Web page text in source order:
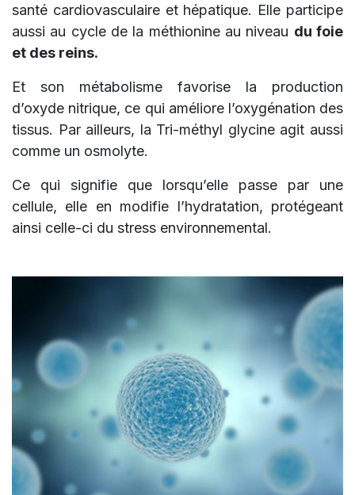
santé cardiovasculaire et hépatique. Elle participe
aussi au cycle de la méthionine au niveau du foie
et des reins.
Et son métabolisme favorise la production
d’oxyde nitrique, ce qui améliore l’oxygénation des
tissus. Par ailleurs, la Tri-méthyl glycine agit aussi
comme un osmolyte.
Ce qui signifie que lorsqu’elle passe par une
cellule, elle en modifie l’hydratation, protégeant
ainsi celle-ci du stress environnemental.